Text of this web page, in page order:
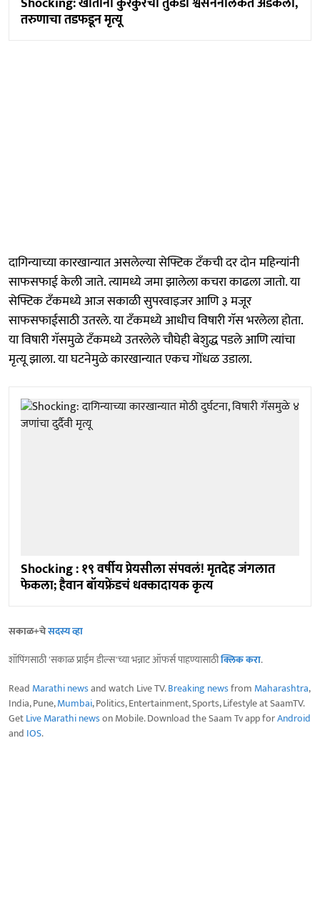
तरुणाचा तडफडून मृत्यू
दागिन्याच्या कारखान्यात असलेल्या सेफ्टिक टँकची दर दोन महिन्यांनी
साफसफाई केली जाते. त्यामध्ये जमा झालेला कचरा काढला जातो. या
सेफ्टिक टँकमध्ये आज सकाळी सुपरवाइजर आणि ३ मजूर
साफसफाईसाठी उतरले. या टँकमध्ये आधीच विषारी गॅस भरलेला होता.
या विषारी गॅसमुळे टँकमध्ये उतरलेले चौघेही बेशुद्ध पडले आणि त्यांचा
मृत्यू झाला. या घटनेमुळे कारखान्यात एकच गोंधळ उडाला.
Shocking : १९ वर्षीय प्रेयसीला संपवलं! मृतदेह जंगलात
फेकला; हैवान बॉयफ्रेंडचं धक्कादायक कृत्य
सकाळ+चेसदस्य व्हा
शॉपिंगसाठी 'सकाळ प्राईम डील्स'च्या भन्नाट ऑफर्स पाहण्यासाठीक्लिक करा.
Read Marathi newsand watch Live TV.Breaking newsfrom Maharashtra,
India, Pune,Mumbai, Politics, Entertainment, Sports, Lifestyle at SaamTV.
GetLive Marathi newson Mobile. Download the Saam Tv app forAndroid
and IOS.